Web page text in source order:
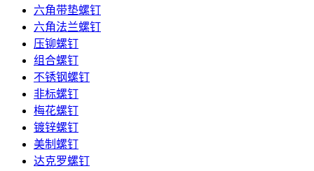
六角带垫螺钉
六角法兰螺钉
压铆螺钉
组合螺钉
不锈钢螺钉
非标螺钉
梅花螺钉
镀锌螺钉
美制螺钉
达克罗螺钉